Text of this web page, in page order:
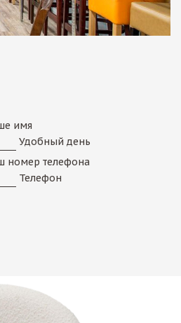
имя
Удобный день
номер телефона
Телефон